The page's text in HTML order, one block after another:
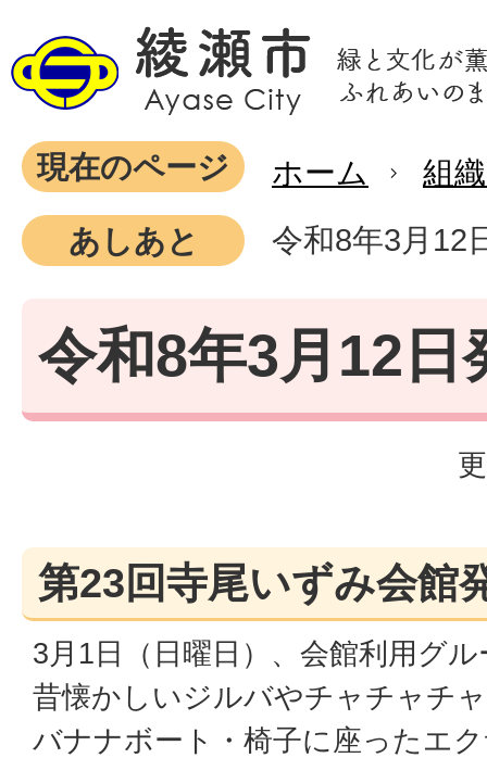
現在のページ ホーム
組
あしあと
令和8年3月12
令和8年3月12日
第23回寺尾いずみ会館
3月1日（日曜日）、会館利用グ
昔懐かしいジルバやチャチャチ
バナナボート・椅子に座ったエ